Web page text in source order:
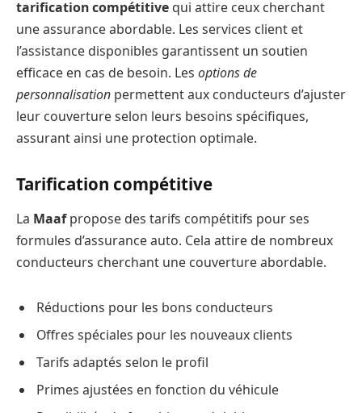
tarification compétitive qui attire ceux cherchant
une assurance abordable. Les services client et
l’assistance disponibles garantissent un soutien
efficace en cas de besoin. Les options de
personnalisation permettent aux conducteurs d’ajuster
leur couverture selon leurs besoins spécifiques,
assurant ainsi une protection optimale.
Tarification compétitive
La Maafpropose des tarifs compétitifs pour ses
formules d’assurance auto. Cela attire de nombreux
conducteurs cherchant une couverture abordable.
Réductions pour les bons conducteurs
Offres spéciales pour les nouveaux clients
Tarifs adaptés selon le profil
Primes ajustées en fonction du véhicule